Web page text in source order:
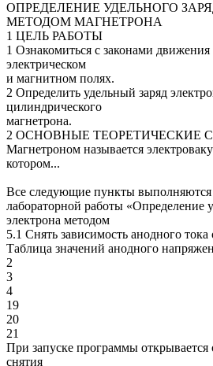
ОПРЕДЕЛЕНИЕ УДЕЛЬНОГО
МЕТОДОМ МАГНЕТРОНА
1 ЦЕЛЬ РАБОТЫ
1 Ознакомиться с законами
электрическом
и магнитном полях.
2 Определить удельный заряд
цилиндрического
магнетрона.
2 ОСНОВНЫЕ ТЕОРЕТИЧЕСКИЕ
Магнетроном называется
котором...
Все следующие пункты
лабораторной работы «Определение
электрона методом
5.1 Снять зависимость анодного тока
Таблица значений анодного
2
3
4
19
20
21
При запуске программы открывается
снятия